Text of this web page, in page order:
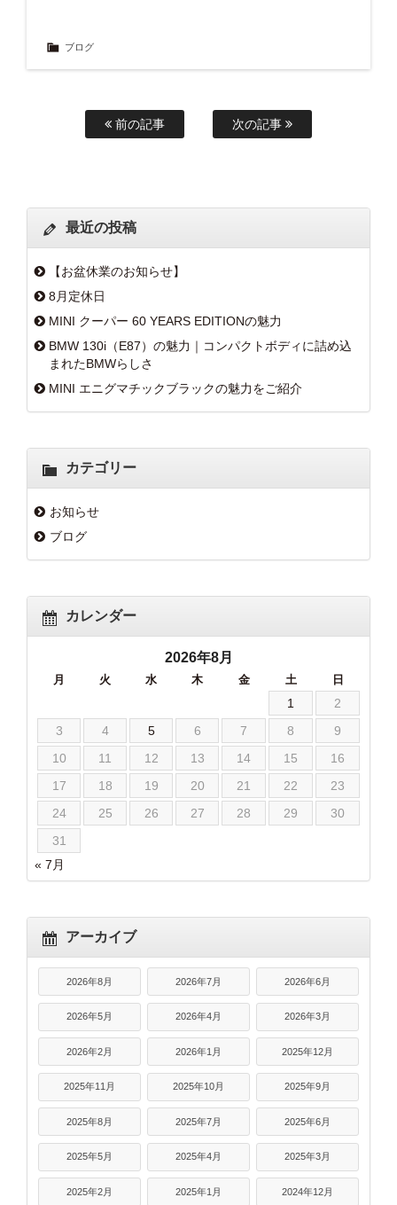
ブログ
前の記事 次の記事
最近の投稿
【お盆休業のお知らせ】
8月定休日
MINI クーパー 60 YEARS EDITIONの魅力
BMW 130i（E87）の魅力｜コンパクトボディに詰め込
まれたBMWらしさ
MINI エニグマチックブラックの魅力をご紹介
カテゴリー
お知らせ
ブログ
カレンダー
2026年8月
月 火 水 木 金 土 日
1
2
3
4 5 6 7 8
9
10
11 12 13 14 15
16
17
18 19 20 21 22
23
24
25 26 27 28 29
30
31
« 7月
アーカイブ
2026年8月 2026年7月 2026年6月
2026年5月 2026年4月 2026年3月
2026年2月 2026年1月 2025年12月
2025年11月 2025年10月 2025年9月
2025年8月 2025年7月 2025年6月
2025年5月 2025年4月 2025年3月
2025年2月 2025年1月 2024年12月